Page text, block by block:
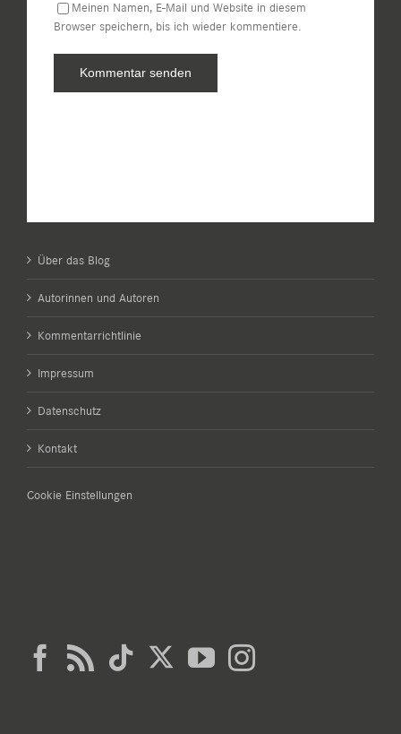
Meinen Namen, E-Mail und Website in diesem
Browser speichern, bis ich wieder kommentiere.
Über das Blog
Autorinnen und Autoren
Kommentarrichtlinie
Impressum
Datenschutz
Kontakt
Cookie Einstellungen